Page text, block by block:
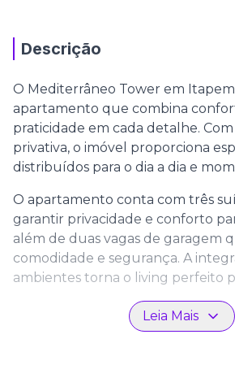
Descrição
O Mediterrâneo Tower em
apartamento que combina
praticidade em cada detalhe. Com
privativa, o imóvel proporciona
distribuídos para o dia a dia e
O apartamento conta com três
garantir privacidade e conforto
além de duas vagas de garagem
comodidade e segurança. A
ambientes torna o living perfeito
Além disso, o Mediterrâneo Tower
Leia Mais